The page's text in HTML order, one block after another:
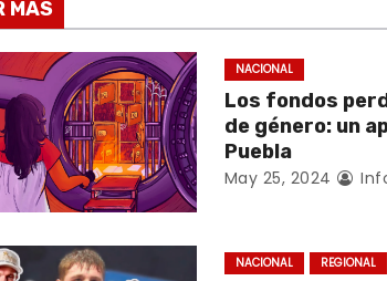
MÁS
NACIONAL
Los fondos
de género: un
Puebla
May 25, 2024
NACIONAL REGIONAL